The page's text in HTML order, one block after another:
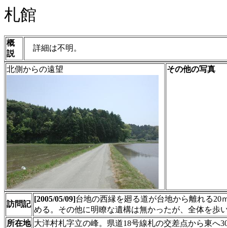
札館
概
説
詳細は不明。
北側からの遠望 その他の写真
訪問記
[2005/05/09]台地の西縁を廻る道が台地から離れる
める。その他に明瞭な遺構は無かったが、全体を歩
所在地 大洋村札字立の峰。県道18号線札の交差点から東へ